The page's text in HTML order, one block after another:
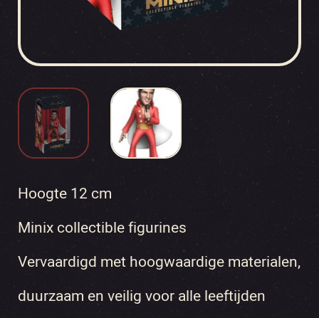
Hoogte 12 cm
Minix collectible figurines
Vervaardigd met hoogwaardige materialen,
duurzaam en veilig voor alle leeftijden